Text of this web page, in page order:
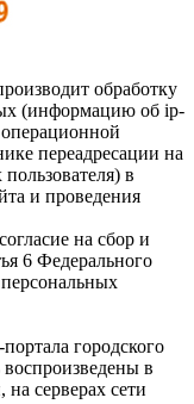
обработку
(информацию об ip-
переадресации на
в
и проведения
на сбор и
6 Федерального
городского
в
серверах сети